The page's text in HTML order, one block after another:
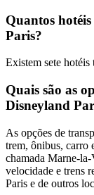
Quantos
Paris?
Existem sete
Quais são as
Disneyland
As opções de
trem, ônibus, carro
chamada Marne-la-
velocidade e trens
Paris e de outros